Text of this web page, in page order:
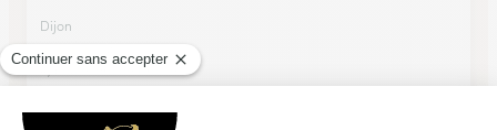
Dijon
★
4, boulevard de Brosses
Voir la boutique